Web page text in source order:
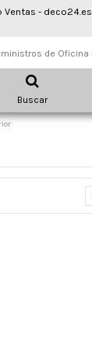
Ventas - deco24.es
Buscar